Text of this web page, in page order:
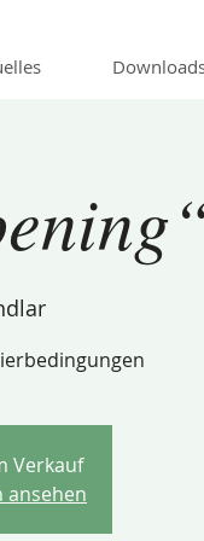
Verkauf
ansehen